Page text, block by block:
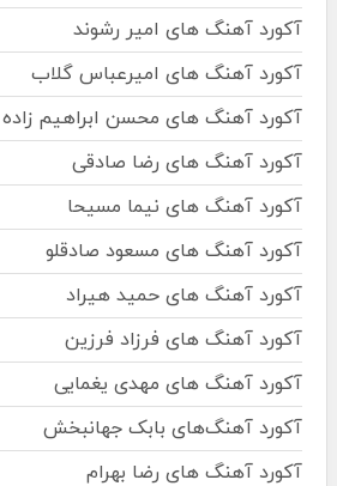
آکورد آهنگ های امیر رشوند
آکورد آهنگ های امیرعباس گلاب
آکورد آهنگ های محسن ابراهیم زاده
آکورد آهنگ های رضا صادقی
آکورد آهنگ های نیما مسیحا
آکورد آهنگ های مسعود صادقلو
آکورد آهنگ های حمید هیراد
آکورد آهنگ های فرزاد فرزین
آکورد آهنگ های مهدی یغمایی
آکورد آهنگ‌های بابک جهانبخش
آکورد آهنگ های رضا بهرام